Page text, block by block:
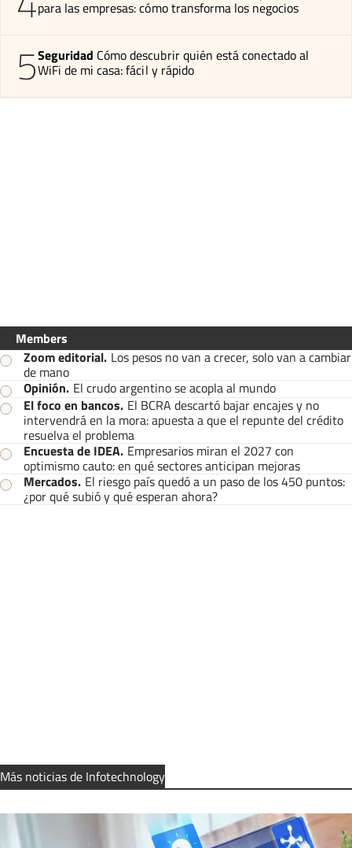
para las empresas: cómo transforma los negocios
5Seguridad Cómo descubrir quién está conectado al
WiFi de mi casa: fácil y rápido
Members
Zoom editorial. Los pesos no van a crecer, solo van a cambiar
de mano
Opinión. El crudo argentino se acopla al mundo
El foco en bancos. El BCRA descartó bajar encajes y no
intervendrá en la mora: apuesta a que el repunte del crédito
resuelva el problema
Encuesta de IDEA. Empresarios miran el 2027 con
optimismo cauto: en qué sectores anticipan mejoras
Mercados. El riesgo país quedó a un paso de los 450 puntos:
¿por qué subió y qué esperan ahora?
Más noticias de Infotechnology